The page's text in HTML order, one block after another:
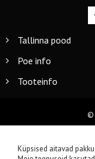
Tallinna pood
Poe info
Tooteinfo
©
Küpsised aitavad